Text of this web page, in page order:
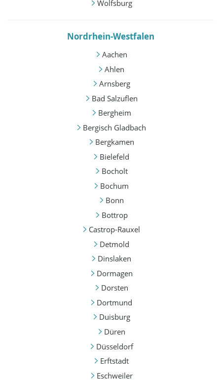
Wolfsburg
Nordrhein-Westfalen
Aachen
Ahlen
Arnsberg
Bad Salzuflen
Bergheim
Bergisch Gladbach
Bergkamen
Bielefeld
Bocholt
Bochum
Bonn
Bottrop
Castrop-Rauxel
Detmold
Dinslaken
Dormagen
Dorsten
Dortmund
Duisburg
Düren
Düsseldorf
Erftstadt
Eschweiler